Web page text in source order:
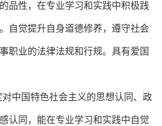
品性，在专业学习和实践中积极践
自觉提升自身道德修养，遵守社会
职业的法律法规和行规。具有爱国
对中国特色社会主义的思想认同、政
认同，能在专业学习和实践中自觉